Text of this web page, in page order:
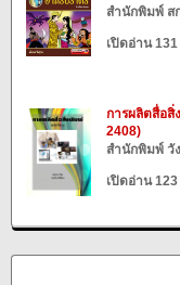
สำนักพิมพ์ ส
เปิดอ่าน 131
การผลิตสื่อสิ่
2408)
สำนักพิมพ์ วั
เปิดอ่าน 123